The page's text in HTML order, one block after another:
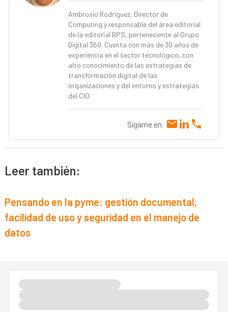
Ambrosio Rodríguez, Director de
Computing y responsable del área editorial
de la editorial BPS, perteneciente al Grupo
Digital 360. Cuenta con más de 30 años de
experiencia en el sector tecnológico, con
alto conocimiento de las estrategias de
transformación digital de las
organizaciones y del entorno y estrategias
del CIO.
Sígame en
Leer también:
Pensando en la pyme: gestión documental,
facilidad de uso y seguridad en el manejo de
datos